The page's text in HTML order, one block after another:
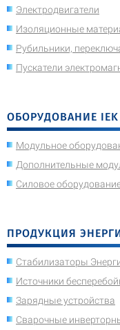
Электродвигатели
Изоляционные
Рубильники,
Пускатели
ОБОРУДОВАНИЕ
Модульное
Дополнительные
Силовое
ПРОДУКЦИЯ
Стабилизаторы
Источники
Зарядные устройства
Сварочные